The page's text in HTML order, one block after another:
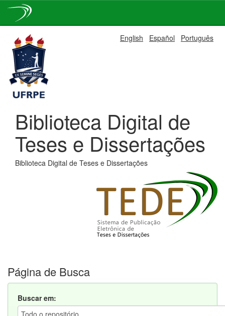
navigation
English Español Português
Biblioteca Digital de
Teses e Dissertações
Biblioteca Digital de Teses e Dissertações
Página de Busca
Buscar em: